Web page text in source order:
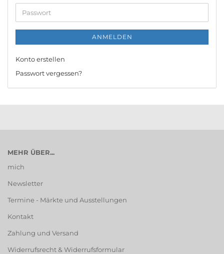
Adresse
Passwort
ANMELDEN
Konto erstellen
Passwort vergessen?
MEHR ÜBER...
mich
Newsletter
Termine - Märkte und Ausstellungen
Kontakt
Zahlung und Versand
Widerrufsrecht & Widerrufsformular